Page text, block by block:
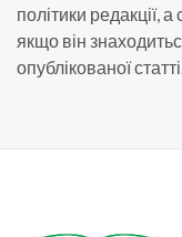
політики редакції,
якщо він
опублікованої